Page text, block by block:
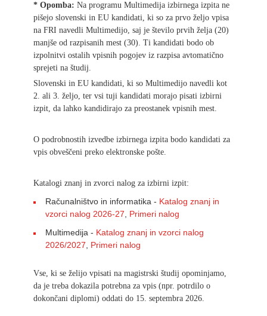
* Opomba: Na programu Multimedija izbirnega izpita ne
pišejo slovenski in EU kandidati, ki so za prvo željo vpisa
na FRI navedli Multimedijo, saj je število prvih želja (20)
manjše od razpisanih mest (30). Ti kandidati bodo ob
izpolnitvi ostalih vpisnih pogojev iz razpisa avtomatično
sprejeti na študij.
Slovenski in EU kandidati, ki so Multimedijo navedli kot
2. ali 3. željo, ter vsi tuji kandidati morajo pisati izbirni
izpit, da lahko kandidirajo za preostanek vpisnih mest.
O podrobnostih izvedbe izbirnega izpita bodo kandidati za
vpis obveščeni preko elektronske pošte.
Katalogi znanj in zvorci nalog za izbirni izpit:
Računalništvo in informatika - Katalog znanj in
vzorci nalog 2026-27
Primeri nalog
Multimedija - Katalog znanj in vzorci nalog
2026/2027
Primeri nalog
Vse, ki se želijo vpisati na magistrski študij opominjamo,
da je treba dokazila potrebna za vpis (npr. potrdilo o
dokončani diplomi) oddati do 15. septembra 2026.